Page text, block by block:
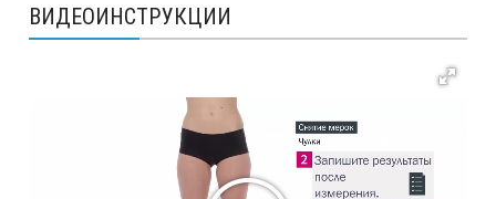
ВИДЕОИНСТРУКЦИИ